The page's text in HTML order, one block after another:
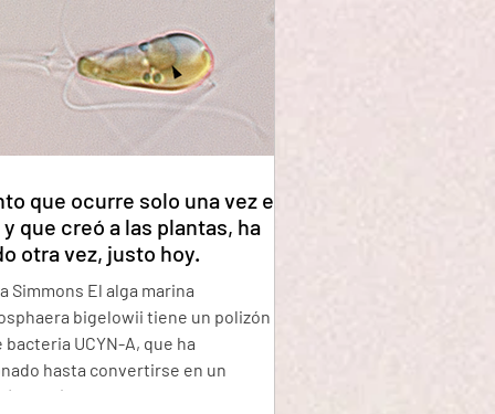
un átomo de plomo contiene solo tres
más que un átomo de oro. ¿No sería
extraer esso tres
del átomo de plomo y ya? ¿Conver
que ocurre solo una vez en
que creó a las plantas, ha
otra vez, justo hoy.
Simmons El alga marina
bigelowii tiene un polizón en
bacteria UCYN-A, que ha
hasta convertirse en un
(flecha) dentro de la célula del alga.